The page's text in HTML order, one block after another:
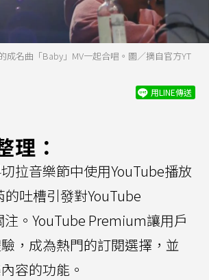
成名曲「Baby」MV一起合唱。圖／摘自官方YT
用LINE傳送
理：
拉音樂節中使用YouTube播放
的吐槽引發對YouTube
。YouTube Premium讓用戶
，成為熱門的訂閱選擇，並
容的功能。